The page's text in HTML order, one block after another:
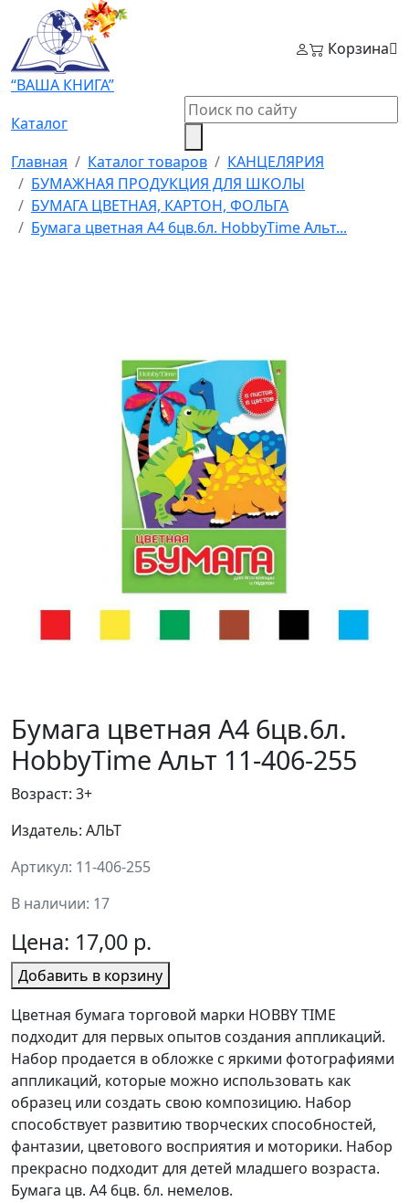
“ВАША КНИГА”
Корзина
Каталог
Главная
Каталог товаров
КАНЦЕЛЯРИЯ
БУМАЖНАЯ ПРОДУКЦИЯ ДЛЯ ШКОЛЫ
БУМАГА ЦВЕТНАЯ, КАРТОН, ФОЛЬГА
Бумага цветная А4 6цв.6л. HobbyTime Альт...
Бумага цветная А4 6цв.6л.
HobbyTime Альт 11-406-255
Возраст: 3+
Издатель: АЛЬТ
Артикул: 11-406-255
В наличии: 17
Цена: 17,00 р.
Добавить в корзину
Цветная бумага торговой марки HOBBY TIME
подходит для первых опытов создания аппликаций.
Набор продается в обложке с яркими фотографиями
аппликаций, которые можно использовать как
образец или создать свою композицию. Набор
способствует развитию творческих способностей,
фантазии, цветового восприятия и моторики. Набор
прекрасно подходит для детей младшего возраста.
Бумага цв. А4 6цв. 6л. немелов.